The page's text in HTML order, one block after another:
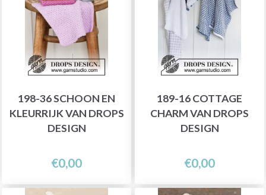
198-36 SCHOON EN
KLEURRIJK VAN DROPS
DESIGN
€0,00
189-16 COTTAGE
CHARM VAN DROPS
DESIGN
€0,00